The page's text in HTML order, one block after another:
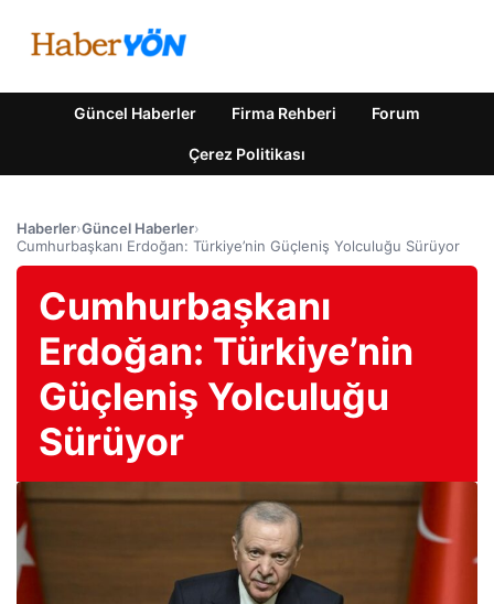
Güncel Haberler Firma Rehberi Forum
Çerez Politikası
Haberler›Güncel Haberler›
Cumhurbaşkanı Erdoğan: Türkiye’nin Güçleniş Yolculuğu Sürüyor
Cumhurbaşkanı
Erdoğan: Türkiye’nin
Güçleniş Yolculuğu
Sürüyor